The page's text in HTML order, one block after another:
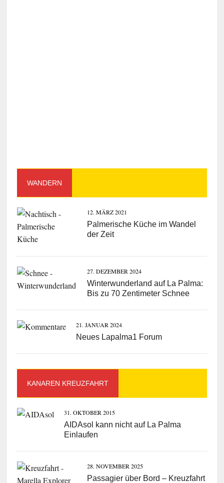
WANDERN
12. MÄRZ 2021
Palmerische Küche im Wandel
der Zeit
27. DEZEMBER 2024
Winterwunderland auf La Palma:
Bis zu 70 Zentimeter Schnee
21. JANUAR 2024
Neues Lapalma1 Forum
KANAREN KREUZFAHRT
31. OKTOBER 2015
AIDAsol kann nicht auf La Palma
Einlaufen
28. NOVEMBER 2025
Passagier über Bord – Kreuzfahrt